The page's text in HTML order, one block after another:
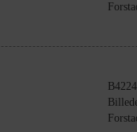
B4224